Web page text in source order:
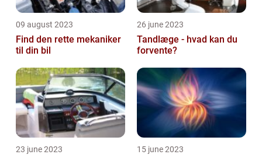
09 august 2023
Find den rette mekaniker
til din bil
26 june 2023
Tandlæge - hvad kan du
forvente?
23 june 2023 15 june 2023